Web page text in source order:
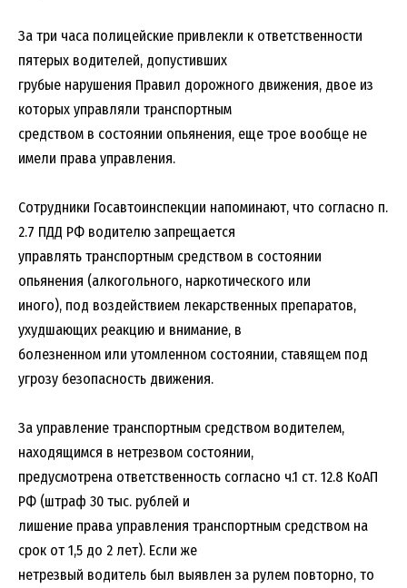
За три часа полицейские привлекли к ответственности
пятерых водителей, допустивших
грубые нарушения Правил дорожного движения, двое из
которых управляли транспортным
средством в состоянии опьянения, еще трое вообще не
имели права управления.
Сотрудники Госавтоинспекции напоминают, что согласно п.
2.7 ПДД РФ водителю запрещается
управлять транспортным средством в состоянии
опьянения (алкогольного, наркотического или
иного), под воздействием лекарственных препаратов,
ухудшающих реакцию и внимание, в
болезненном или утомленном состоянии, ставящем под
угрозу безопасность движения.
За управление транспортным средством водителем,
находящимся в нетрезвом состоянии,
предусмотрена ответственность согласно ч.1 ст. 12.8 КоАП
РФ (штраф 30 тыс. рублей и
лишение права управления транспортным средством на
срок от 1,5 до 2 лет). Если же
нетрезвый водитель был выявлен за рулем повторно, то